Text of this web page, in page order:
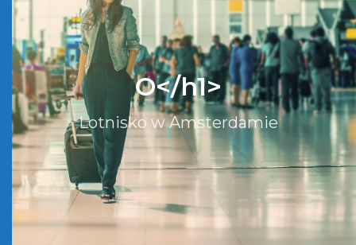
O</h1>
Lotnisko w Amsterdamie